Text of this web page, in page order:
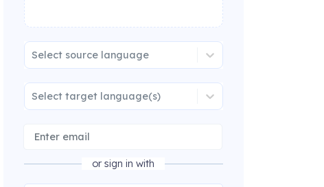
Select source language
Select target language(s)
or sign in with